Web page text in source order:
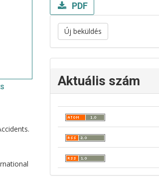
PDF
Új beküldés
Aktuális szám